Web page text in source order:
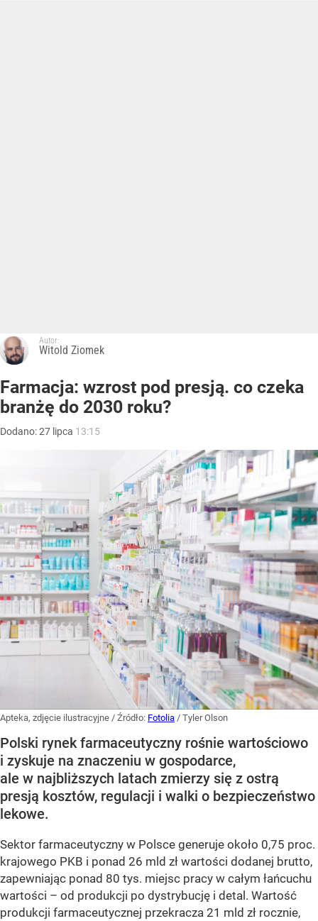
Autor:
Witold Ziomek
Farmacja: wzrost pod presją. co czeka
branżę do 2030 roku?
Dodano:27 lipca 13:15
Apteka, zdjęcie ilustracyjne / Źródło: Fotolia / Tyler Olson
Polski rynek farmaceutyczny rośnie wartościowo
i zyskuje na znaczeniu w gospodarce,
ale w najbliższych latach zmierzy się z ostrą
presją kosztów, regulacji i walki o bezpieczeństwo
lekowe.
Sektor farmaceutyczny w Polsce generuje około 0,75 proc.
krajowego PKB i ponad 26 mld zł wartości dodanej brutto,
zapewniając ponad 80 tys. miejsc pracy w całym łańcuchu
wartości – od produkcji po dystrybucję i detal. Wartość
produkcji farmaceutycznej przekracza 21 mld zł rocznie,